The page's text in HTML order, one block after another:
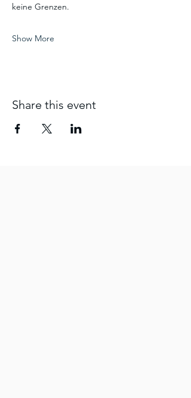
keine Grenzen.
Show More
Share this event